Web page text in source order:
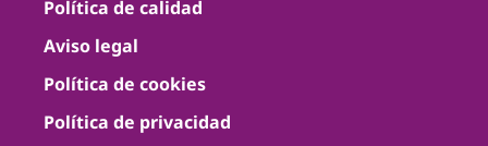
Política de calidad
Aviso legal
Política de cookies
Política de privacidad